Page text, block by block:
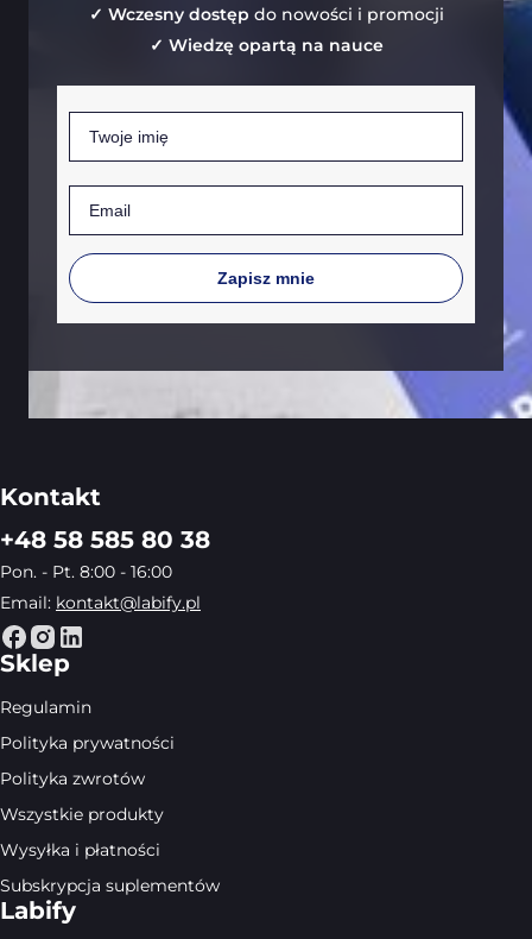
✓ Wczesny dostęp do nowości i promocji
✓ Wiedzę opartą na nauce
Zapisz mnie
Kontakt
+48 58 585 80 38
Pon. - Pt. 8:00 - 16:00
Email: kontakt@labify.pl
Sklep
Regulamin
Polityka prywatności
Polityka zwrotów
Wszystkie produkty
Wysyłka i płatności
Subskrypcja suplementów
Labify